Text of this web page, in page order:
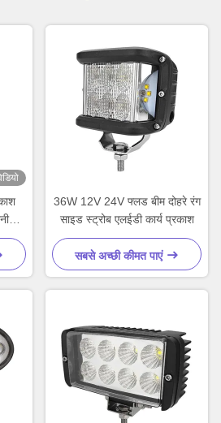
36W 12V 24V फ्लड बीम दोहरे रंग
साइड स्ट्रोब एलईडी कार्य प्रकाश
सबसे अच्छी कीमत पाएं